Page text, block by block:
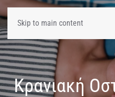
Skip to main content
Κρανιακή